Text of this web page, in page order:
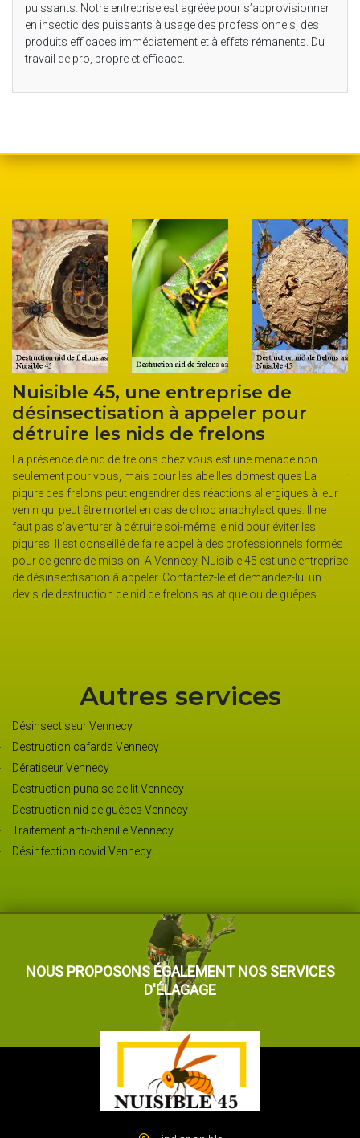
puissants. Notre entreprise est agréée pour s’approvisionner
en insecticides puissants à usage des professionnels, des
produits efficaces immédiatement et à effets rémanents. Du
travail de pro, propre et efficace.
Entreprise Nuisible 45 prestataire
professionnelle pour détruire un
nid de frelon asiatique
Pourquoi détruire un nid de frelons asiatiques ? Si on laisse
tranquille le nid les frelons ne sont pas agressifs. Mais… on a vu
dans certaines municipalités la disparition de nombreux
apiculteurs à cause de la présence envahissante de frelons
asiatiques. La destruction d’un nid de frelons asiatiques requiert
une expertise et un savoir-faire. L’entreprise Nuisible 45 est une
professionnelle agréée pour réaliser les opérations de destruction
massive ou par unité de nid de frelons asiatiques. L’entreprise dote
ses techniciens de protection efficace pour assurer de travailler
Autres services
Désinsectiseur Vennecy
Destruction cafards Vennecy
Dératiseur Vennecy
Destruction punaise de lit Vennecy
Destruction nid de guêpes Vennecy
Traitement anti-chenille Vennecy
Désinfection covid Vennecy
NOUS PROPOSONS ÉGALEMENT NOS SERVICES
D'ÉLAGAGE